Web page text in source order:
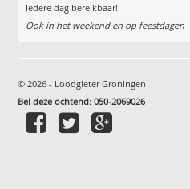
Iedere dag bereikbaar!
Ook in het weekend en op feestdagen
© 2026 - Loodgieter Groningen
Bel deze ochtend:050-2069026